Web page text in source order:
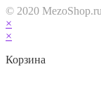
© 2020
×
×
Корзина